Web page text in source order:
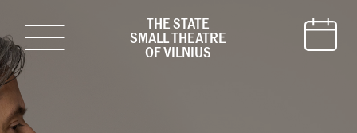
THE STATE
SMALL THEATRE
OF VILNIUS